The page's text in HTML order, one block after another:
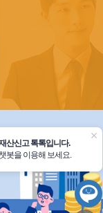
산신고 톡톡입니다.
봇을 이용해 보세요.
닫